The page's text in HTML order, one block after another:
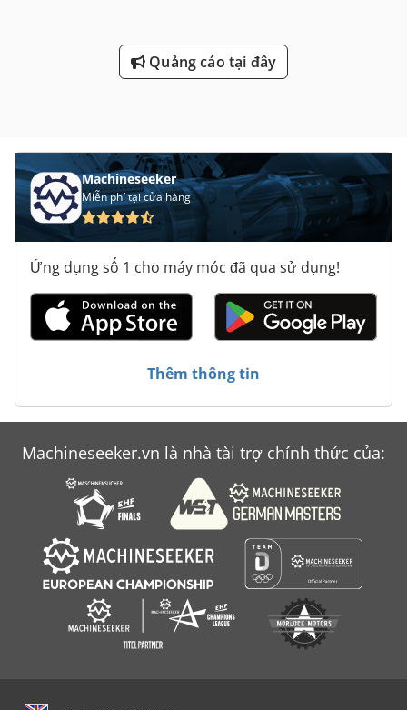
Quảng cáo tại đây
Machineseeker
Miễn phí tại cửa hàng
Ứng dụng số 1 cho máy móc đã qua sử dụng!
Thêm thông tin
Machineseeker.vn là nhà tài trợ chính thức của: